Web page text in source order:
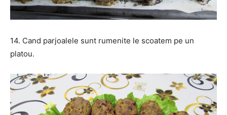
14. Cand parjoalele sunt rumenite le scoatem pe un
platou.